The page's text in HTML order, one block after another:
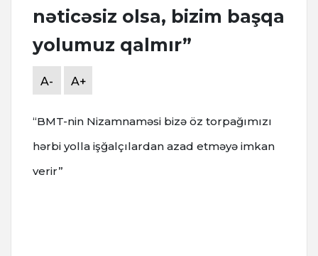
nəticəsiz olsa, bizim başqa
yolumuz qalmır”
A- A+
“BMT-nin Nizamnaməsi bizə öz torpağımızı
hərbi yolla işğalçılardan azad etməyə imkan
verir”